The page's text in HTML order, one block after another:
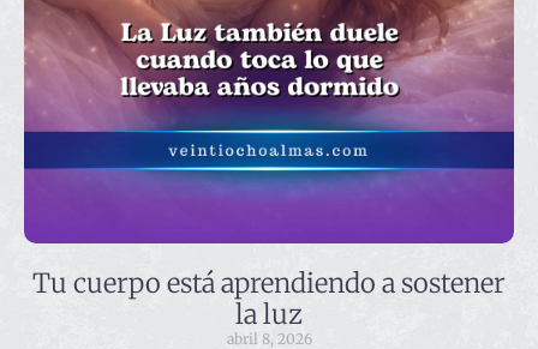
Tu cuerpo está aprendiendo a sostener
la luz
abril 8, 2026